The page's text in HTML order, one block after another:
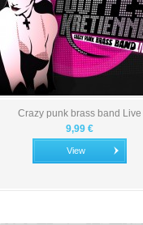
Crazy punk brass band Live
9,99 €
View